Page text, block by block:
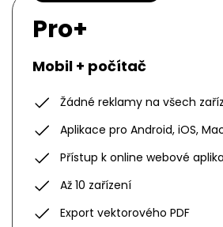
Pro+
Mobil + počítač
Žádné reklamy na všech
Aplikace pro Android, iOS,
Přístup k online webové
Až 10 zařízení
Export vektorového PDF